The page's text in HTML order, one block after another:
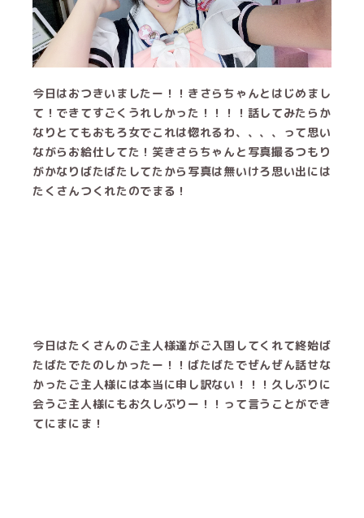
今日はおつきいましたー！！きさらちゃんとはじめまし
て！できてすごくうれしかった！！！！話してみたらか
なりとてもおもろ女でこれは惚れるわ、、、、って思い
ながらお給仕してた！笑きさらちゃんと写真撮るつもり
がかなりばたばたしてたから写真は無いけろ思い出には
たくさんつくれたのでまる！
今日はたくさんのご主人様達がご入国してくれて終始ば
たばたでたのしかったー！！ばたばたでぜんぜん話せな
かったご主人様には本当に申し訳ない！！！久しぶりに
会うご主人様にもお久しぶりー！！って言うことができ
てにまにま！